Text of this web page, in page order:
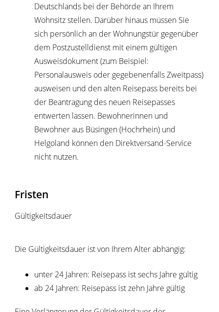
Deutschlands bei der Behörde an Ihrem
Wohnsitz stellen. Darüber hinaus müssen Sie
sich persönlich an der Wohnungstür gegenüber
dem Postzustelldienst mit einem gültigen
Ausweisdokument (zum Beispiel:
Personalausweis oder gegebenenfalls Zweitpass)
ausweisen und den alten Reisepass bereits bei
der Beantragung des neuen Reisepasses
entwerten lassen. Bewohnerinnen und
Bewohner aus Büsingen (Hochrhein) und
Helgoland können den Direktversand-Service
nicht nutzen.
Fristen
Gültigkeitsdauer
Die Gültigkeitsdauer ist von Ihrem Alter abhängig:
unter 24 Jahren: Reisepass ist sechs Jahre gültig
ab 24 Jahren: Reisepass ist zehn Jahre gültig